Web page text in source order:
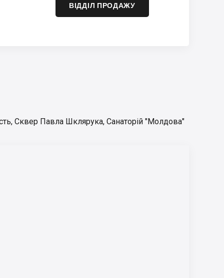
ВІДДІЛ ПРОДАЖУ
, Сквер Павла Шклярука, Санаторій "Молдова"